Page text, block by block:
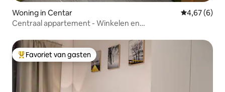
Woning in Centar Gemiddelde
4,67 (6)
Centraal appartement - Winkelen en
Topfavoriet van gasten
Favoriet van gasten